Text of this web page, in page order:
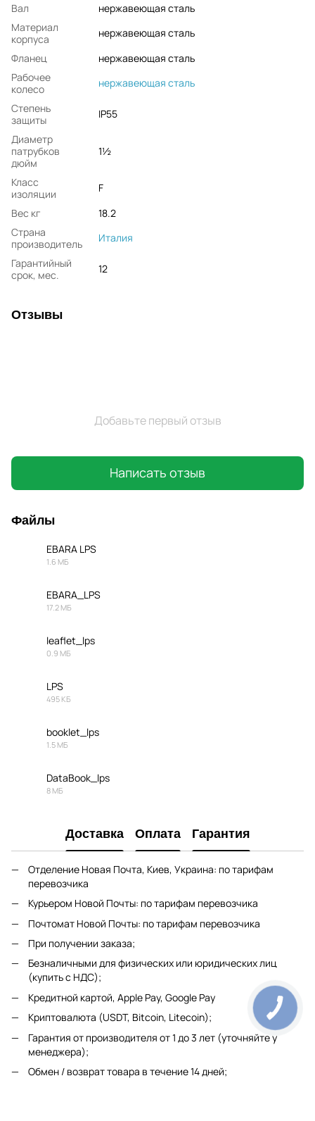
Вал
нержавеющая сталь
Материал
корпуса
нержавеющая сталь
Фланец
нержавеющая сталь
Рабочее
колесо
нержавеющая сталь
Степень
защиты
IP55
Диаметр
патрубков
дюйм
1½
Класс
изоляции
F
Вес кг
18.2
Страна
производитель
Италия
Гарантийный
срок, мес.
12
Отзывы
Добавьте первый отзыв
Написать отзыв
Файлы
EBARA LPS
1.6 МБ
EBARA_LPS
17.2 МБ
leaflet_lps
0.9 МБ
LPS
495 КБ
booklet_lps
1.5 МБ
DataBook_lps
8 МБ
Доставка Оплата Гарантия
Отделение Новая Почта, Киев, Украина: по тарифам
перевозчика
Курьером Новой Почты: по тарифам перевозчика
Почтомат Новой Почты: по тарифам перевозчика
При получении заказа;
Безналичными для физических или юридических лиц
(купить с НДС);
Кредитной картой, Apple Pay, Google Pay
Криптовалюта (USDT, Bitcoin, Litecoin);
Гарантия от производителя от 1 до 3 лет (уточняйте у
менеджера);
Обмен / возврат товара в течение 14 дней;